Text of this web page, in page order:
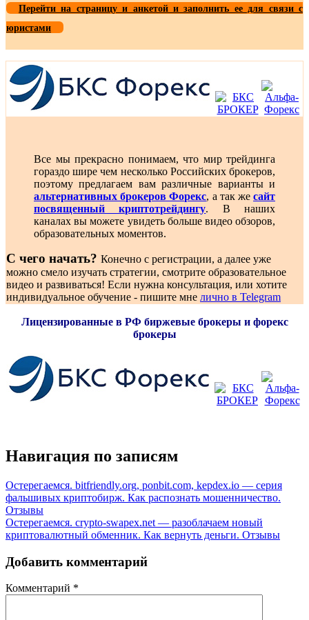
Перейти на страницу и анкетой и заполнить ее для связи с
юристами
Все мы прекрасно понимаем, что мир трейдинга
гораздо шире чем несколько Российских брокеров,
поэтому предлагаем вам различные варианты и
альтернативных брокеров Форекс, а так жесайт
посвященный криптотрейдингу. В наших
каналах вы можете увидеть больше видео обзоров,
образовательных моментов.
С чего начать? Конечно с регистрации, а далее уже
можно смело изучать стратегии, смотрите образовательное
видео и развиваться! Если нужна консультация, или хотите
индивидуальное обучение - пишите мне лично в Telegram
Лицензированные в РФ биржевые брокеры и форекс
брокеры
Навигация по записям
Остерегаемся. bitfriendly.org, ponbit.com, kepdex.io — серия
фальшивых криптобирж. Как распознать мошенничество.
Отзывы
Остерегаемся. crypto-swapex.net — разоблачаем новый
криптовалютный обменник. Как вернуть деньги. Отзывы
Добавить комментарий
Комментарий *